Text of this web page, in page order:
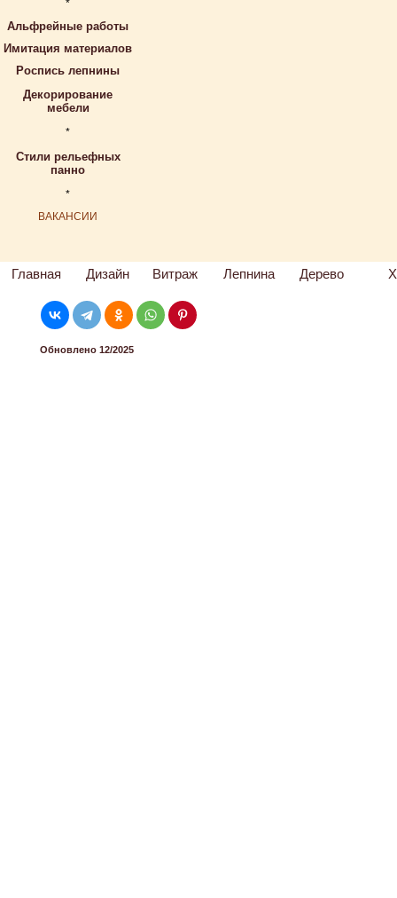
*
Альфрейные работы
Имитация материалов
Роспись лепнины
Декорирование
мебели
*
Стили рельефных
панно
*
ВАКАНСИИ
Главная Дизайн Витраж Лепнина Дерево
Обновлено 12/2025